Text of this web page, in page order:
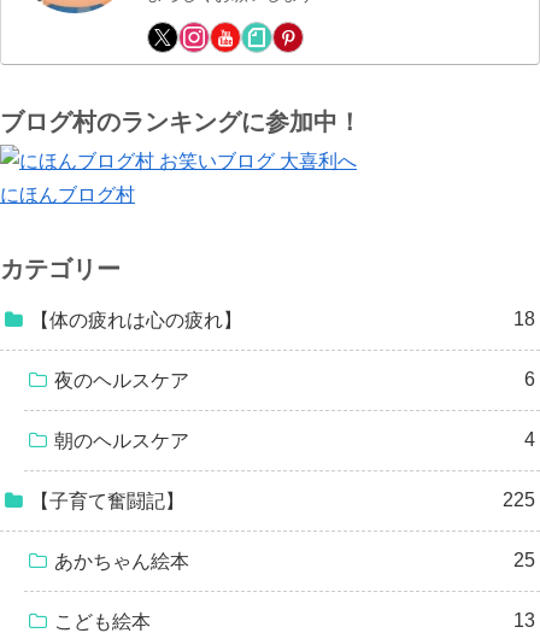
ブログ村のランキングに参加中！
にほんブログ村
カテゴリー
【体の疲れは心の疲れ】 18
夜のヘルスケア 6
朝のヘルスケア 4
【子育て奮闘記】 225
あかちゃん絵本 25
こども絵本 13